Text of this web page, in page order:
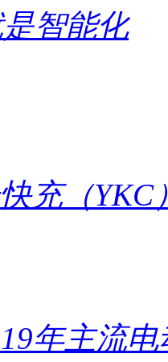
智能化
充（YKC
年主流